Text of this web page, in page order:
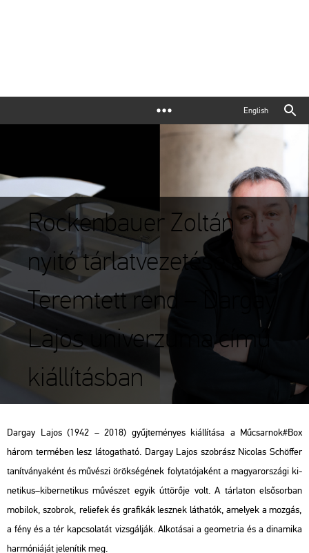
English
Rockenbauer Zoltán
nyitó tárlatvezetése a
Teremtett rend – Dargay
Lajos univerzuma című
kiállításban
Dar­gay Lajos (1942 – 2018) gyűj­te­mé­nyes ki­ál­lí­tá­sa a Mű­csar­nok#Box
három ter­mé­ben lesz lá­to­gat­ha­tó. Dar­gay Lajos szob­rász Nic­o­las Schöf­fer
ta­nít­vá­nya­ként és mű­vé­szi örök­sé­gé­nek foly­ta­tó­ja­ként a ma­gyar­or­szá­gi ki­
ne­ti­kus–ki­ber­ne­ti­kus mű­vé­szet egyik út­tö­rő­je volt. A tár­la­ton el­ső­sor­ban
mo­bi­lok, szob­rok, re­li­e­fek és gra­fi­kák lesz­nek lát­ha­tók, ame­lyek a moz­gás,
a fény és a tér kap­cso­la­tát vizs­gál­ják. Al­ko­tá­sai a geo­met­ria és a di­na­mi­ka
har­mó­ni­á­ját je­le­ní­tik meg.